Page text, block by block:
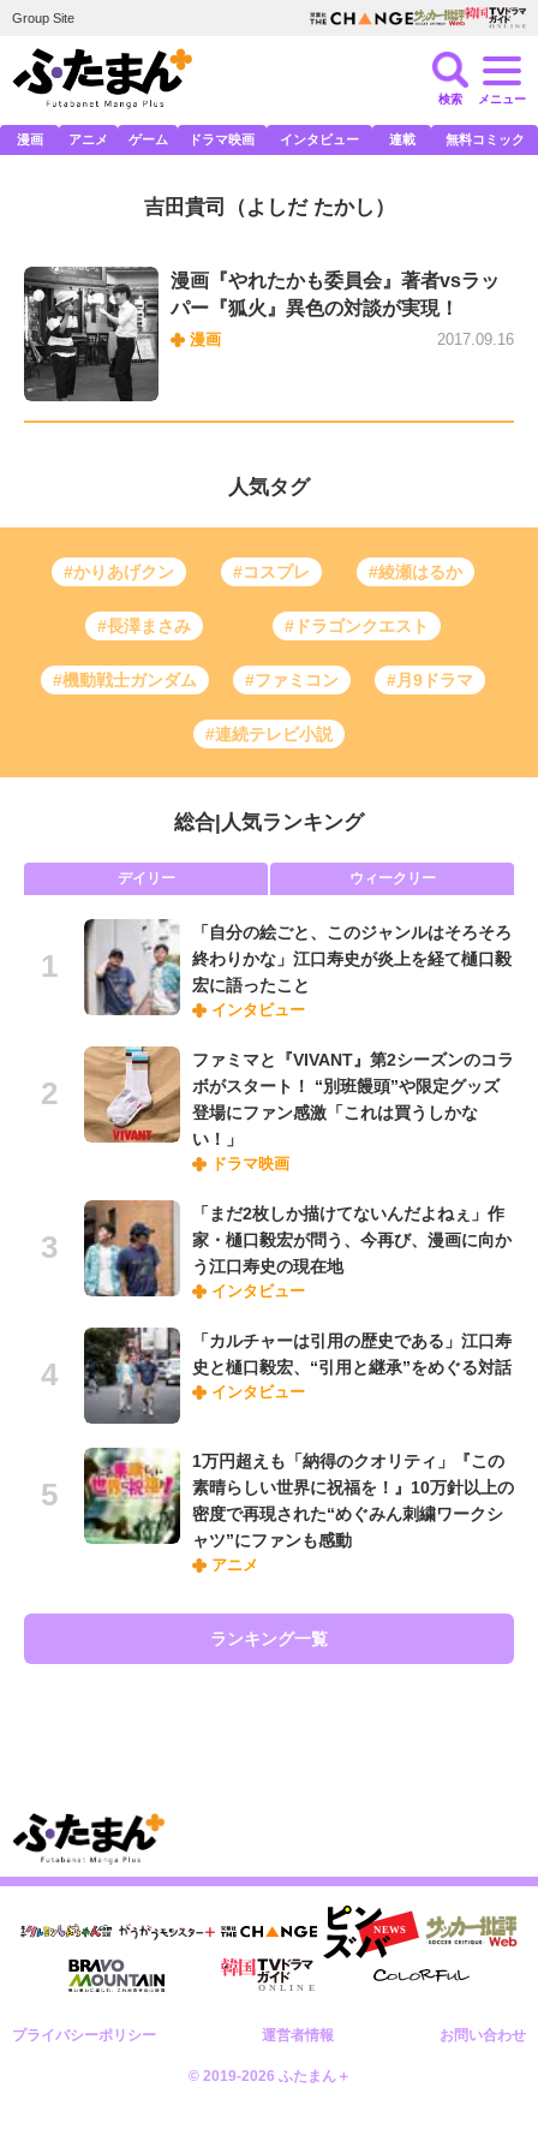
Group Site
検索 メニュー
漫画 アニメ ゲーム ドラマ映画 インタビュー 連載 無料コミック
吉田貴司 （よしだ たかし）
漫画『やれたかも委員会』著者vsラッ
パー『狐火』異色の対談が実現！
漫画 2017.09.16
人気タグ
#かりあげクン #コスプレ #綾瀬はるか
#長澤まさみ #ドラゴンクエスト
#機動戦士ガンダム #ファミコン #月9ドラマ
#連続テレビ小説
総合 人気ランキング
デイリー ウィークリー
「自分の絵ごと、このジャンルはそろそろ
終わりかな」江口寿史が炎上を経て樋口毅
宏に語ったこと
インタビュー
ファミマと『VIVANT』第2シーズンのコラ
ボがスタート！ “別班饅頭”や限定グッズ
登場にファン感激「これは買うしかな
い！」
ドラマ映画
「まだ2枚しか描けてないんだよねぇ」作
家・樋口毅宏が問う、今再び、漫画に向か
う江口寿史の現在地
インタビュー
「カルチャーは引用の歴史である」江口寿
史と樋口毅宏、“引用と継承”をめぐる対話
インタビュー
1万円超えも「納得のクオリティ」『この
素晴らしい世界に祝福を！』10万針以上の
密度で再現された“めぐみん刺繍ワークシ
ャツ”にファンも感動
アニメ
ランキング一覧
プライバシーポリシー 運営者情報 お問い合わせ
© 2019-2026 ふたまん＋